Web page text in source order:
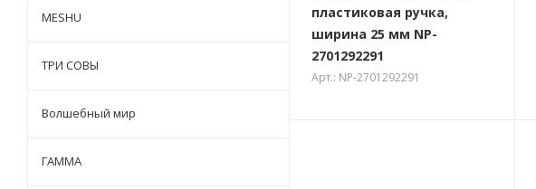
плаcтиковая ручка,
ширина 25 мм NP-
2701292291
Арт.: NP-2701292291
MESHU
ТРИ СОВЫ
Волшебный мир
ГАММА